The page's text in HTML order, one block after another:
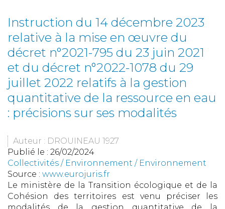
Instruction du 14 décembre 2023
relative à la mise en œuvre du
décret n°2021-795 du 23 juin 2021
et du décret n°2022-1078 du 29
juillet 2022 relatifs à la gestion
quantitative de la ressource en eau
: précisions sur ses modalités
Auteur : DROUINEAU 1927
Publié le : 26/02/2024
Collectivités / Environnement / Environnement
Source : www.eurojuris.fr
Le ministère de la Transition écologique et de la
Cohésion des territoires est venu préciser les
modalités de la gestion quantitative de la